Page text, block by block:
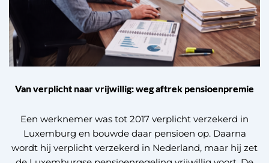
Van verplicht naar vrijwillig: weg aftrek pensioenpremie
Een werknemer was tot 2017 verplicht verzekerd in
Luxemburg en bouwde daar pensioen op. Daarna
wordt hij verplicht verzekerd in Nederland, maar hij zet